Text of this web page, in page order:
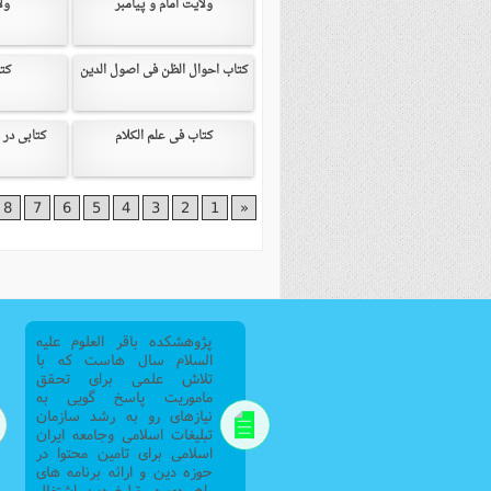
ولایت امام و پیامبر
کتاب احوال الظن فى اصول الدین
کتاب فى علم الکلام کتابى
«
1
2
3
4
5
6
7
8
پژوهشکده باقر العلوم علیه
السلام سال هاست که با
تلاش علمی برای تحقق
ماموریت پاسخ گویی به
نیازهای رو به رشد سازمان
تبلیغات اسلامی وجامعه ایران
اسلامی برای تامین محتوا در
حوزه دین و ارائه برنامه های